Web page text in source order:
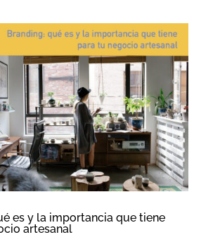
es y la importancia que tiene
artesanal